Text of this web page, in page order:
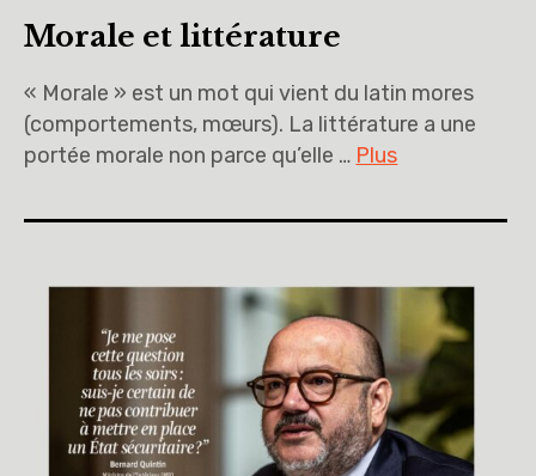
Morale et littérature
« Morale » est un mot qui vient du latin mores
(comportements, mœurs). La littérature a une
portée morale non parce qu’elle … Plus